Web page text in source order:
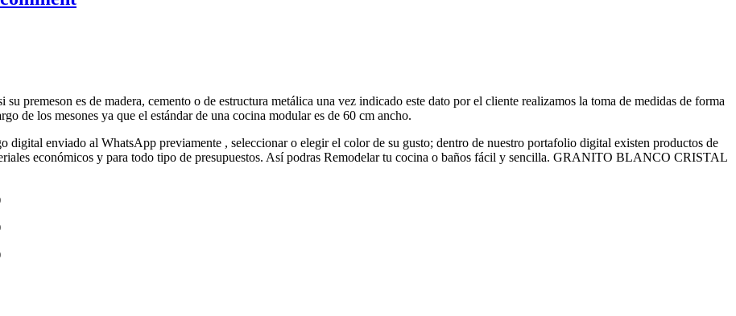
premeson es de madera, cemento o de estructura metálica una vez indicado este dato por el cliente realizamos la toma de medidas de forma
de los mesones ya que el estándar de una cocina modular es de 60 cm ancho.
digital enviado al WhatsApp previamente , seleccionar o elegir el color de su gusto; dentro de nuestro portafolio digital existen productos de
económicos y para todo tipo de presupuestos. Así podras Remodelar tu cocina o baños fácil y sencilla. GRANITO BLANCO CRISTAL